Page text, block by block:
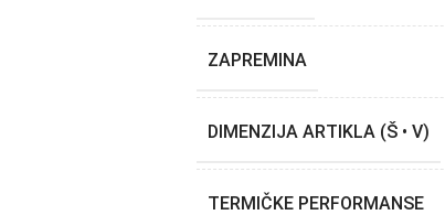
ZAPREMINA
DIMENZIJA ARTIKLA (Š • V)
TERMIČKE PERFORMANSE